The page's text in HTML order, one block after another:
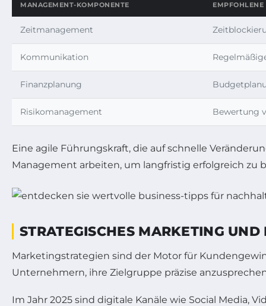
MANAGEMENT-KOMPONENTE EMPFOHLENE
Zeitmanagement
Kommunikation
Finanzplanung
Risikomanagement Bewertung
Eine agile Führungskraft, die auf schnelle
Management arbeiten, um langfristig erfolgreich zu
STRATEGISCHES MARKETING
Marketingstrategien sind der Motor für
Unternehmern, ihre Zielgruppe präzise
Im Jahr 2025 sind digitale Kanäle wie Social Media,